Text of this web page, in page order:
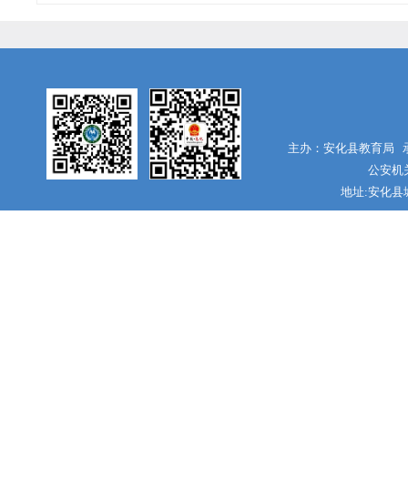
主办：安化县教育局
公安机
地址:安化县